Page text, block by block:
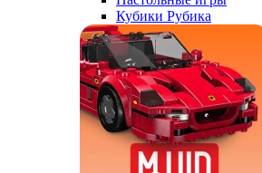
Кубики Рубика